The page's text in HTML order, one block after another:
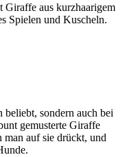
Giraffe aus kurzhaarigem
Spielen und Kuscheln.
sondern auch bei
gemusterte Giraffe
man auf sie drückt, und